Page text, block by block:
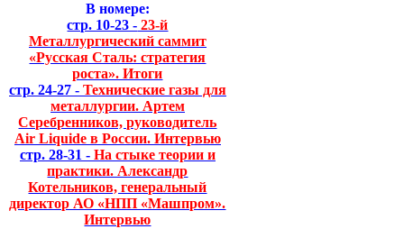
В номере:
стр. 10-23 - 23-й
Металлургический саммит
«Русская Сталь: стратегия
роста». Итоги
стр. 24-27 - Технические газы для
металлургии. Артем
Серебренников, руководитель
Air Liquide в России. Интервью
стр. 28-31 - На стыке теории и
практики. Александр
Котельников, генеральный
директор АО «НПП «Машпром».
Интервью